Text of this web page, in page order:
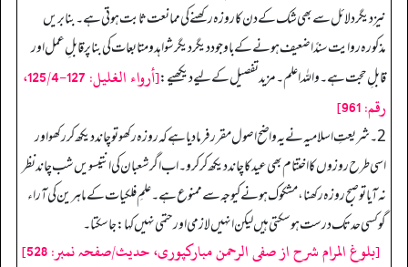
نیز دیگر دلائل سے بھی شک کے دن کا روزہ رکھنے کی ممانعت ثابت ہوتی ہے۔ بنا بریں
مذکورہ روایت سندًا ضعیف ہونے کے باوجود دیگر دیگر شواہد و متابعات کی بنا پر قابلِ عمل اور
قابلِ حجت ہے۔ واللہ اعلم۔ مزید تفصیل کے لیے دیکھیے:
[أرواء الغليل: 127-125/4،
رقم: 961]
2۔ شریعتِ اسلامیہ نے یہ واضح اصول مقرر فرمادیا ہے کہ روزہ رکھو تو چاند دیکھ کر رکھو اور
اسی طرح روزوں کا اختتام بھی عید کا چاند دیکھ کر کرو۔ اب اگر شعبان کی انتیسویں شب چاند نظر
نہ آیا تو صبح روزہ رکھنا، مشکوک ہونے کیوجہ سے ممنوع ہے۔ علمِ فلکیات کے ماہرین کی آراء
گو کسی حد تک درست ہو سکتی ہیں لیکن انہیں لازمی اور حتمی نہیں کہا: جا سکتا۔
[بلوغ المرام شرح از صفی الرحمن مبارکپوری، حدیث/صفحہ نمبر: 528]